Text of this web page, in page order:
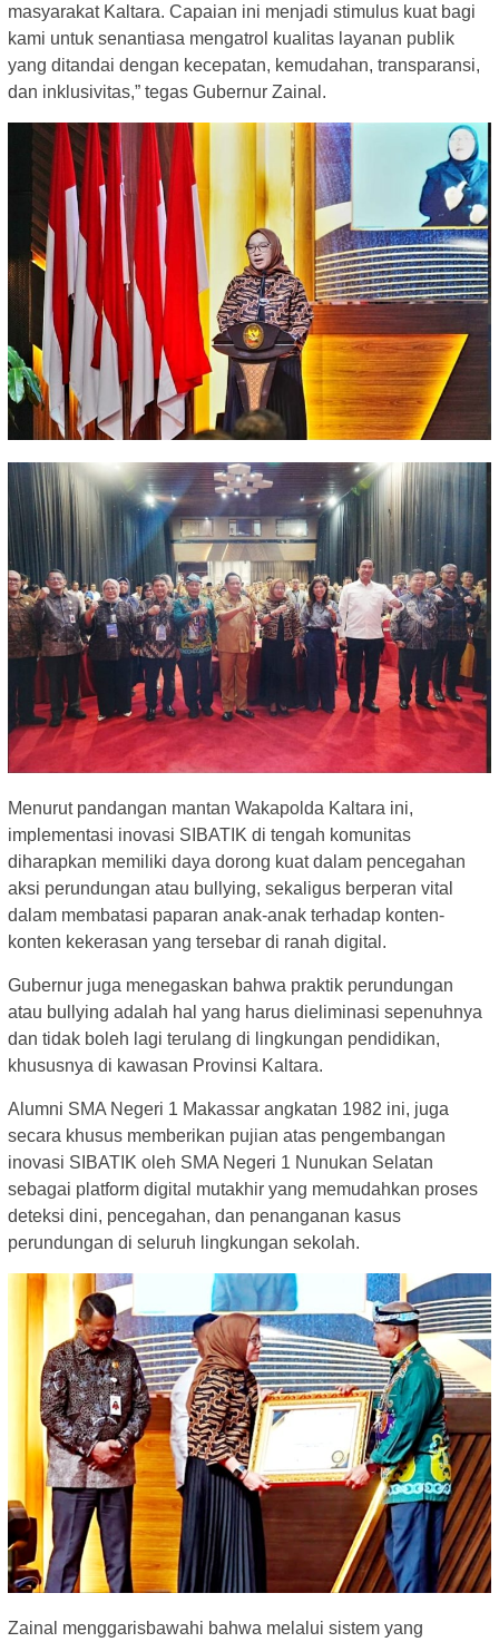
masyarakat Kaltara. Capaian ini menjadi stimulus kuat bagi
kami untuk senantiasa mengatrol kualitas layanan publik
yang ditandai dengan kecepatan, kemudahan, transparansi,
dan inklusivitas,” tegas Gubernur Zainal.
Menurut pandangan mantan Wakapolda Kaltara ini,
implementasi inovasi SIBATIK di tengah komunitas
diharapkan memiliki daya dorong kuat dalam pencegahan
aksi perundungan atau bullying, sekaligus berperan vital
dalam membatasi paparan anak-anak terhadap konten-
konten kekerasan yang tersebar di ranah digital.
Gubernur juga menegaskan bahwa praktik perundungan
atau bullying adalah hal yang harus dieliminasi sepenuhnya
dan tidak boleh lagi terulang di lingkungan pendidikan,
khususnya di kawasan Provinsi Kaltara.
Alumni SMA Negeri 1 Makassar angkatan 1982 ini, juga
secara khusus memberikan pujian atas pengembangan
inovasi SIBATIK oleh SMA Negeri 1 Nunukan Selatan
sebagai platform digital mutakhir yang memudahkan proses
deteksi dini, pencegahan, dan penanganan kasus
perundungan di seluruh lingkungan sekolah.
Zainal menggarisbawahi bahwa melalui sistem yang